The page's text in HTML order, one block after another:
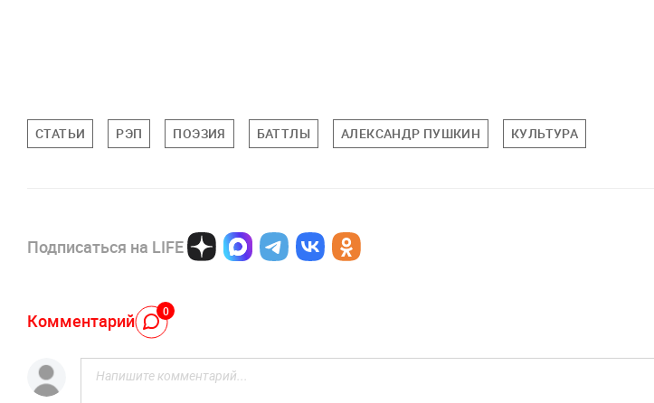
СТАТЬИ РЭП ПОЭЗИЯ БАТТЛЫ АЛЕКСАНДР ПУШКИН КУЛЬТУРА
Подписаться на LIFE
Комментарий 0